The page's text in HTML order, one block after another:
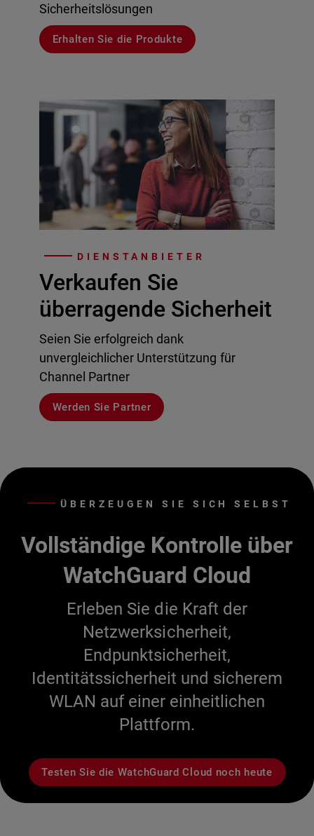
Sicherheitslösungen
Erhalten Sie die Produkte
DIENSTANBIETER
Verkaufen Sie
überragende Sicherheit
Seien Sie erfolgreich dank
unvergleichlicher Unterstützung für
Channel Partner
Werden Sie Partner
ÜBERZEUGEN SIE SICH SELBST
Vollständige Kontrolle über
WatchGuard Cloud
Erleben Sie die Kraft der
Netzwerksicherheit,
Endpunktsicherheit,
Identitätssicherheit und sicherem
WLAN auf einer einheitlichen
Plattform.
Testen Sie die WatchGuard Cloud noch heute